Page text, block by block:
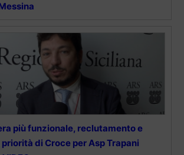
più funzionale, reclutamento e
di Croce per Asp Trapani